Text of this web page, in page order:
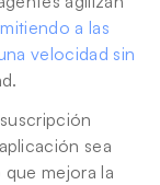
a las
velocidad sin
sea
mejora la